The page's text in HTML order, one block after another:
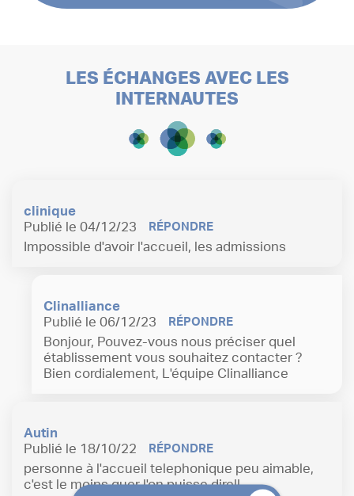
LES ÉCHANGES AVEC LES
INTERNAUTES
clinique
Publié le 04/12/23
RÉPONDRE
Impossible d'avoir l'accueil, les admissions
Clinalliance
Publié le 06/12/23
RÉPONDRE
Bonjour, Pouvez-vous nous préciser quel
établissement vous souhaitez contacter ?
Bien cordialement, L'équipe Clinalliance
Autin
Publié le 18/10/22
RÉPONDRE
personne à l'accueil telephonique peu aimable,
c'est le moins quer l'on puisse dire!!